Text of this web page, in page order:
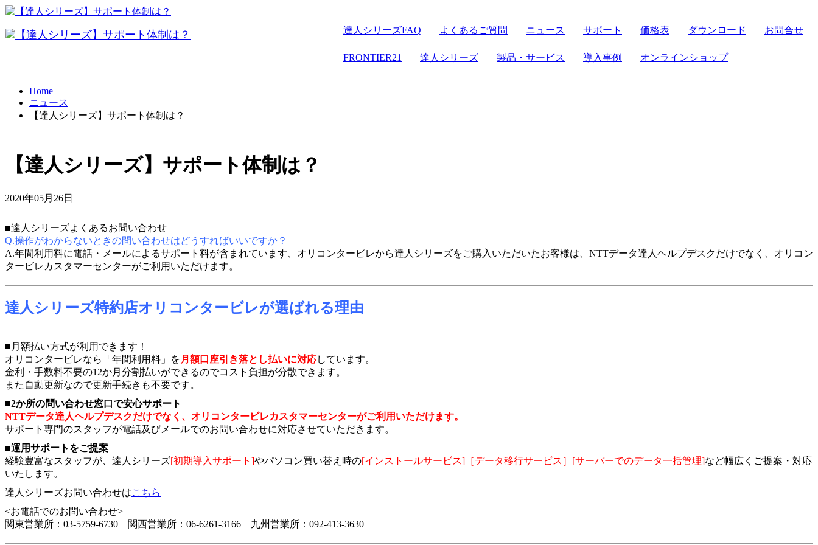
達人シリーズFAQ
よくあるご質問
ニュース サポート 価格表 ダウンロード お問合せ
FRONTIER21
達人シリーズ
製品・サービス
導入事例 オンラインショップ
Home
ニュース
【達人シリーズ】サポート体制は？
【達人シリーズ】サポート体制は？
2020年05月26日
■達人シリーズよくあるお問い合わせ
Q.操作がわからないときの問い合わせはどうすればいいですか？
A.年間利用料に電話・メールによるサポート料が含まれています、オリコンタービレから達人シリーズをご購入いただいたお客様は、NTTデータ達人ヘルプデスクだけでなく、オリコン
タービレカスタマーセンターがご利用いただけます。
達人シリーズ特約店オリコンタービレが選ばれる理由
■月額払い方式が利用できます！
オリコンタービレなら「年間利用料」を 月額口座引き落とし払いに対応しています。
金利・手数料不要の12か月分割払いができるのでコスト負担が分散できます。
また自動更新なので更新手続きも不要です。
■2か所の問い合わせ窓口で安心サポート
NTTデータ達人ヘルプデスクだけでなく、オリコンタービレカスタマーセンターがご利用いただけます。
サポート専門のスタッフが電話及びメールでのお問い合わせに対応させていただきます。
■運用サポートをご提案
経験豊富なスタッフが、達人シリーズ[初期導入サポート]やパソコン買い替え時の[インストールサービス]［データ移行サービス］[サーバーでのデータ一括管理]など幅広くご提案・対応
いたします。
達人シリーズお問い合わせはこちら
<お電話でのお問い合わせ>
関東営業所：03-5759-6730 関西営業所：06-6261-3166 九州営業所：092-413-3630